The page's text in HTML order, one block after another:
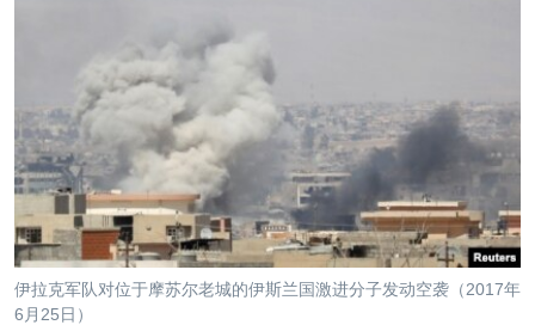
转
到
检
索
欧洲
非洲
美洲
全球议题
经济·金融·贸易
人权·法律·宗教
科教·文娱·体健
军事
劳工
环境
热点专题
白宫要闻
国会报道
美中关系
美国建国250周年
埃博拉疫情
VOA视频
VOA今日焦点
中文广播
关注我们
伊拉克军队对位于摩苏尔老城的伊斯兰国激进分子发动空袭（2017年
6月25日）